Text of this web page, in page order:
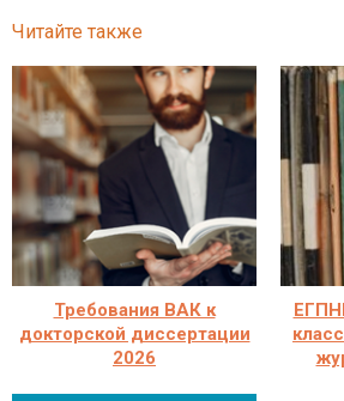
Читайте также
Требования ВАК к
докторской диссертации
2026